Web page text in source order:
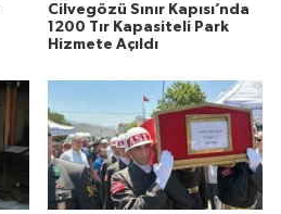
Cilvegözü Sınır Kapısı’nda
1200 Tır Kapasiteli Park
Hizmete Açıldı